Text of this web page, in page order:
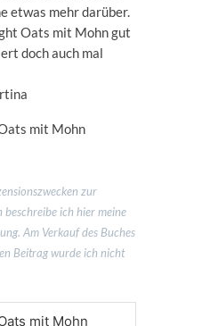
etwas mehr darüber.
Oats mit Mohn gut
doch auch mal
zur
beschreibe ich hier meine
Am Verkauf des Buches
Beitrag wurde ich nicht